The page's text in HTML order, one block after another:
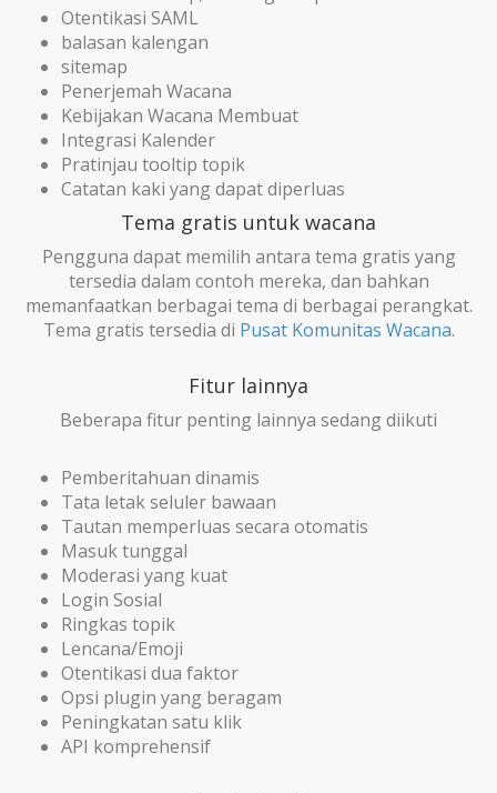
Otentikasi SAML
balasan kalengan
sitemap
Penerjemah Wacana
Kebijakan Wacana Membuat
Integrasi Kalender
Pratinjau tooltip topik
Catatan kaki yang dapat diperluas
Tema gratis untuk wacana
Pengguna dapat memilih antara tema gratis yang
tersedia dalam contoh mereka, dan bahkan
memanfaatkan berbagai tema di berbagai perangkat.
Tema gratis tersedia di Pusat Komunitas Wacana.
Fitur lainnya
Beberapa fitur penting lainnya sedang diikuti
Pemberitahuan dinamis
Tata letak seluler bawaan
Tautan memperluas secara otomatis
Masuk tunggal
Moderasi yang kuat
Login Sosial
Ringkas topik
Lencana/Emoji
Otentikasi dua faktor
Opsi plugin yang beragam
Peningkatan satu klik
API komprehensif